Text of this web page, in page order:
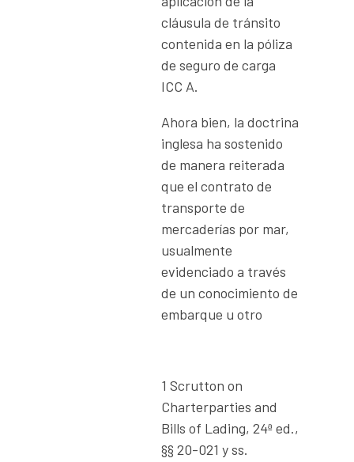
cláusula de tránsito
contenida en la póliza
de seguro de carga
ICC A.
Ahora bien, la doctrina
inglesa ha sostenido
de manera reiterada
que el contrato de
transporte de
mercaderías por mar,
usualmente
evidenciado a través
de un conocimiento de
embarque u otro
1 Scrutton on
Charterparties and
Bills of Lading, 24ª ed.,
§§ 20-021 y ss.